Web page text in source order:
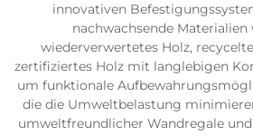
innovativen
nachwachsende Materialien
wiederverwertetes Holz,
zertifiziertes Holz mit langlebigen
um funktionale
die die Umweltbelastung
umweltfreundlicher Wandregale